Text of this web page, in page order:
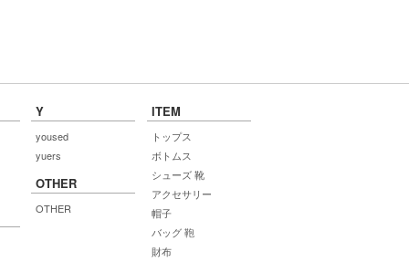
Y
yoused
yuers
OTHER
OTHER
ITEM
トップス
ボトムス
シューズ 靴
アクセサリー
帽子
バッグ 鞄
財布